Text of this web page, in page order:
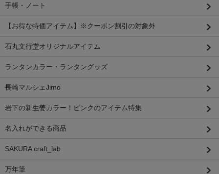
手帳・ノート
【お得な特価アイテム】※クーポン割引の対象外
石丸文行堂オリジナルアイテム
ランタンカラー・ランタングッズ
長崎マルシェJimo
岩下の新生姜カラー！ピンクのアイテム特集
名入れができる商品
SAKURA craft_lab
万年筆